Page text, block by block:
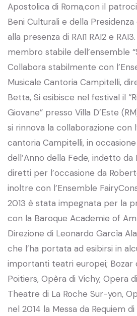
Apostolica di Roma,con il
Beni Culturali e della
alla presenza di RAI1 RAI2 e
membro stabile dell’ensemble
Collabora stabilmente con
Musicale Cantoria Campitelli,
Betta, Si esibisce nel festival il
Giovane” presso Villa D’Este
si rinnova la collaborazione con
cantoria Campitelli, in
dell’Anno della Fede, indetto
diretti per l’occasione da
inoltre con l’Ensemble
2013 è stata impegnata per la
con la Baroque Academie of
Direzione di Leonardo Garcìa
che l’ha portata ad esibirsi in
importanti teatri europei; Bozar
Poitiers, Opèra di Vichy, Opera
Theatre di La Roche Sur-yon,
nel 2014 la Messa da Requiem